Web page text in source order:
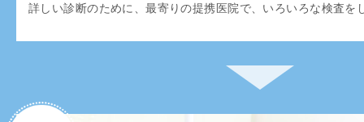
詳しい診断のために、最寄りの提携医院で、いろいろな検査を